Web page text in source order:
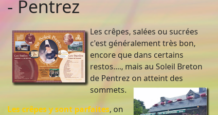
- Pentrez
Les crêpes, salées ou sucrées
c'est généralement très bon,
encore que dans certains
restos...., mais au Soleil Breton
de Pentrez on atteint des
sommets.
Les crêpes y sont parfaites, on